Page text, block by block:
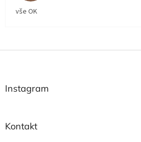
vše OK
Instagram
Kontakt